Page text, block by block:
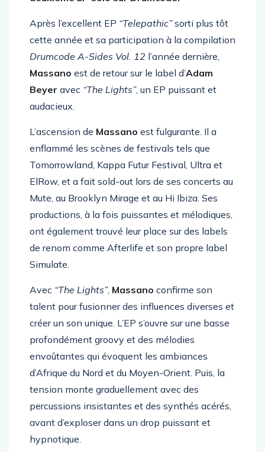
Après l’excellent EP“Telepathic” sorti plus tôt
cette année et sa participation à la compilation
Drumcode A-Sides Vol. 12 l’année dernière,
Massanoest de retour sur le label d’Adam
Beyeravec
L’ascension deMassanoest fulgurante. Il a
enflammé les scènes de festivals tels que
Tomorrowland, Kappa Futur Festival, Ultra et
ElRow, et a fait sold-out lors de ses concerts au
Mute, au Brooklyn Mirage et au Hi Ibiza. Ses
productions, à la fois puissantes et mélodiques,
ont également trouvé leur place sur des labels
de renom comme Afterlife et son propre label
Avec“The Lights”,Massanoconfirme son
talent pour fusionner des influences diverses et
créer un son unique. L’EP s’ouvre sur une basse
profondément groovy et des mélodies
envoûtantes qui évoquent les ambiances
d’Afrique du Nord et du Moyen-Orient. Puis, la
tension monte graduellement avec des
percussions insistantes et des synthés acérés,
avant d’exploser dans un drop puissant et